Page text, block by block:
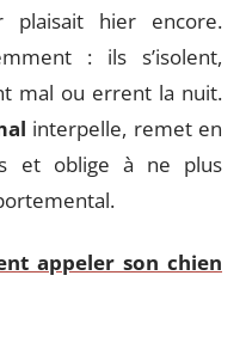
hier encore.
: ils s’isolent,
mal ou errent la nuit.
interpelle, remet en
et oblige à ne plus
appeler son chien